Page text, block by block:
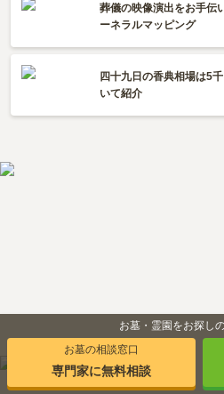
お墓・霊園をお探し
お墓の相談窓口
専門家に無料相談
葬儀の映像演出をお手伝
ーネラルマッピング
四十九日の香典相場は5
いて紹介